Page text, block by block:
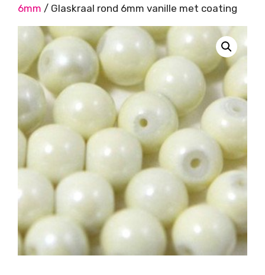
6mm / Glaskraal rond 6mm vanille met coating